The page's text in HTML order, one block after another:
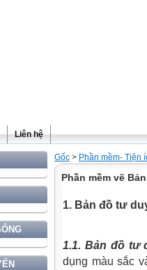
Liên hệ
Gốc > Phần mềm- Tiện
Phần mềm vẽ
1. Bản đồ tư
1.1. Bản đồ tư
dụng màu sắc